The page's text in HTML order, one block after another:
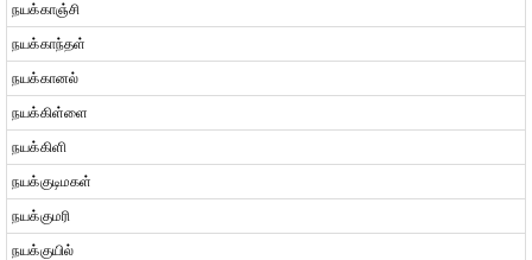
நயக்காஞ்சி
நயக்காந்தள்
நயக்கானல்
நயக்கிள்ளை
நயக்கிளி
நயக்குடிமகள்
நயக்குமரி
நயக்குயில்